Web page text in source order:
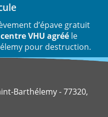
d’épave gratuit
centre VHU agréé le
pour destruction.
Barthélemy - 77320,